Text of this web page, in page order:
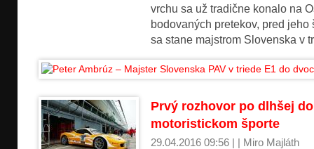
vrchu sa už tradične konalo na
bodovaných pretekov, pred
sa stane majstrom Slovenska v
Prvý rozhovor po dlhšej
motoristickom športe
29.04.2016 09:56 | | Miro Majláth